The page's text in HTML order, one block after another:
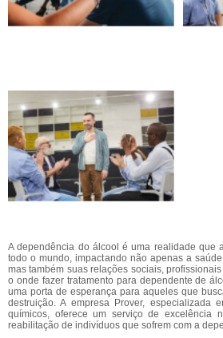
A dependência do álcool é uma realidade que
todo o mundo, impactando não apenas a
mas também suas relações sociais,
o onde fazer tratamento para dependente de
uma porta de esperança para aqueles que
destruição. A empresa Prover, especializada
químicos, oferece um serviço de excelência
reabilitação de indivíduos que sofrem com a